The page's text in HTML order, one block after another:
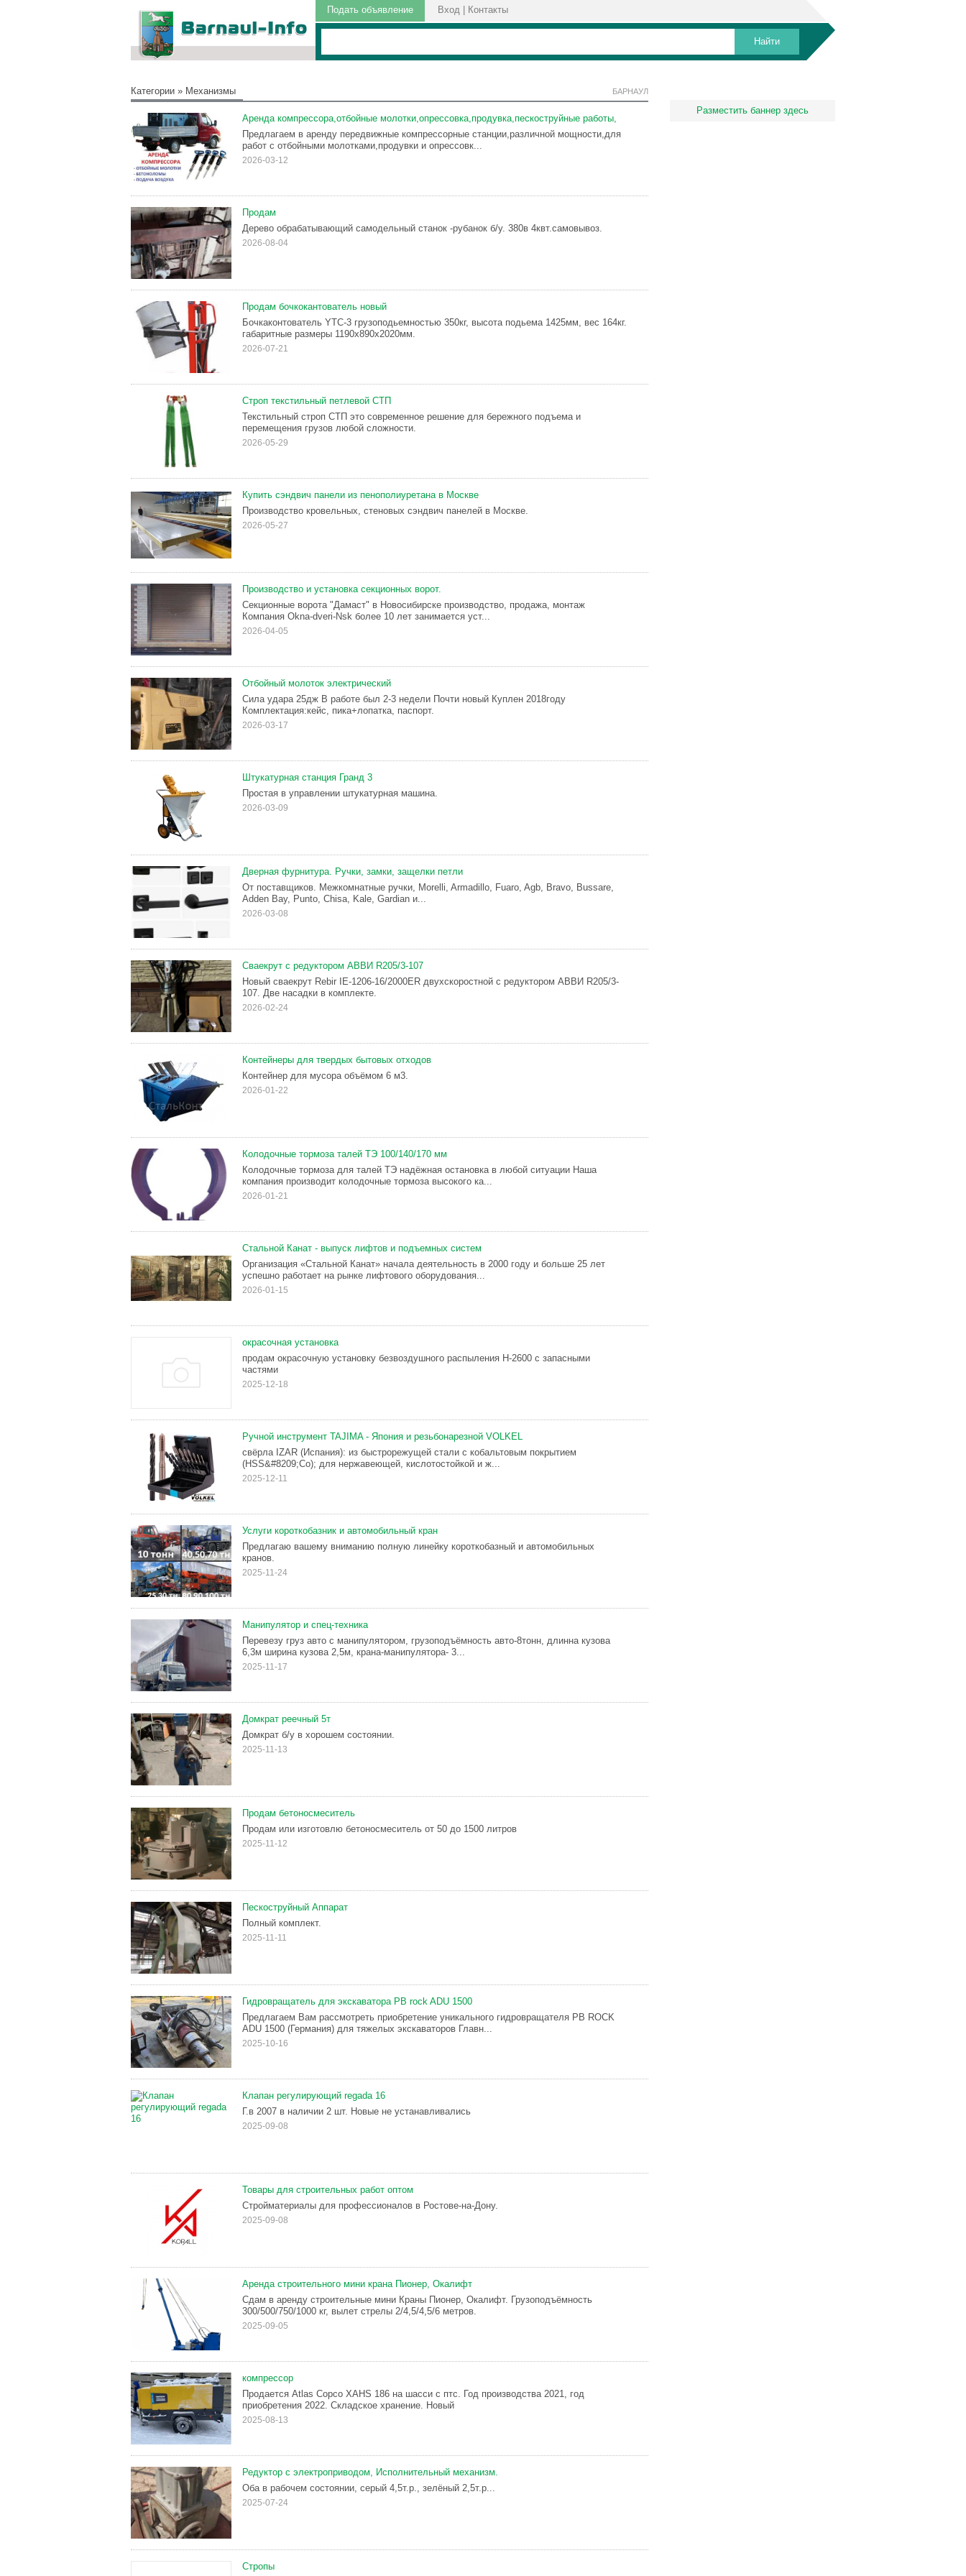
Подать объявление Вход Контакты
Категории » Механизмы БАРНАУЛ
Аренда компрессора,отбойные молотки,опрессовка,продувка,пескоструйные работы,
Предлагаем в аренду передвижные компрессорные станции,различной мощности,для
работ с отбойными молотками,продувки и опрессовк...
2026-03-12
Продам
Дерево обрабатывающий самодельный станок -рубанок б/у. 380в 4квт.самовывоз.
2026-08-04
Продам бочкокантователь новый
Бочкаконтователь YTC-3 грузоподьемностью 350кг, высота подьема 1425мм, вес 164кг.
габаритные размеры 1190х890х2020мм.
2026-07-21
Строп текстильный петлевой СТП
Текстильный строп СТП это современное решение для бережного подъема и
перемещения грузов любой сложности.
2026-05-29
Купить сэндвич панели из пенополиуретана в Москве
Производство кровельных, стеновых сэндвич панелей в Москве.
2026-05-27
Производство и установка секционных ворот.
Секционные ворота "Дамаст" в Новосибирске производство, продажа, монтаж
Компания Okna-dveri-Nsk более 10 лет занимается уст...
2026-04-05
Отбойный молоток электрический
Сила удара 25дж В работе был 2-3 недели Почти новый Куплен 2018году
Комплектация:кейс, пика+лопатка, паспорт.
2026-03-17
Штукатурная станция Гранд 3
Простая в управлении штукатурная машина.
2026-03-09
Дверная фурнитура. Ручки, замки, защелки петли
От поставщиков. Межкомнатные ручки, Morelli, Armadillo, Fuaro, Agb, Bravo, Bussare,
Adden Bay, Punto, Chisa, Kale, Gardian и...
2026-03-08
Сваекрут с редуктором АВВИ R205/3-107
Новый сваекрут Rebir IE-1206-16/2000ER двухскоростной с редуктором АВВИ R205/3-
107. Две насадки в комплекте.
2026-02-24
Контейнеры для твердых бытовых отходов
Контейнер для мусора объёмом 6 м3.
2026-01-22
Колодочные тормоза талей ТЭ 100/140/170 мм
Колодочные тормоза для талей ТЭ надёжная остановка в любой ситуации Наша
компания производит колодочные тормоза высокого ка...
2026-01-21
Стальной Канат - выпуск лифтов и подъемных систем
Организация «Стальной Канат» начала деятельность в 2000 году и больше 25 лет
успешно работает на рынке лифтового оборудования...
2026-01-15
окрасочная установка
продам окрасочную установку безвоздушного распыления Н-2600 с запасными
частями
2025-12-18
Ручной инструмент TAJIMA - Япония и резьбонарезной VOLKEL
свёрла IZAR (Испания): из быстрорежущей стали с кобальтовым покрытием
(HSS&#8209;Co); для нержавеющей, кислотостойкой и ж...
2025-12-11
Услуги короткобазник и автомобильный кран
Предлагаю вашему вниманию полную линейку короткобазный и автомобильных
кранов.
2025-11-24
Манипулятор и спец-техника
Перевезу груз авто с манипулятором, грузоподъёмность авто-8тонн, длинна кузова
6,3м ширина кузова 2,5м, крана-манипулятора- 3...
2025-11-17
Домкрат реечный 5т
Домкрат б/у в хорошем состоянии.
2025-11-13
Продам бетоносмеситель
Продам или изготовлю бетоносмеситель от 50 до 1500 литров
2025-11-12
Пескоструйный Аппарат
Полный комплект.
2025-11-11
Гидровращатель для экскаватора PB rock ADU 1500
Предлагаем Вам рассмотреть приобретение уникального гидровращателя PB ROCK
ADU 1500 (Германия) для тяжелых экскаваторов Главн...
2025-10-16
Клапан регулирующий regada 16
Г.в 2007 в наличии 2 шт. Новые не устанавливались
2025-09-08
Товары для строительных работ оптом
Стройматериалы для профессионалов в Ростове-на-Дону.
2025-09-08
Аренда строительного мини крана Пионер, Окалифт
Сдам в аренду строительные мини Краны Пионер, Окалифт. Грузоподъёмность
300/500/750/1000 кг, вылет стрелы 2/4,5/4,5/6 метров.
2025-09-05
компрессор
Продается Atlas Copco XAHS 186 на шасси с птс. Год производства 2021, год
приобретения 2022. Складское хранение. Новый
2025-08-13
Редуктор с электроприводом, Исполнительный механизм.
Оба в рабочем состоянии, серый 4,5т.р., зелёный 2,5т.р...
2025-07-24
Стропы
Разместить баннер здесь